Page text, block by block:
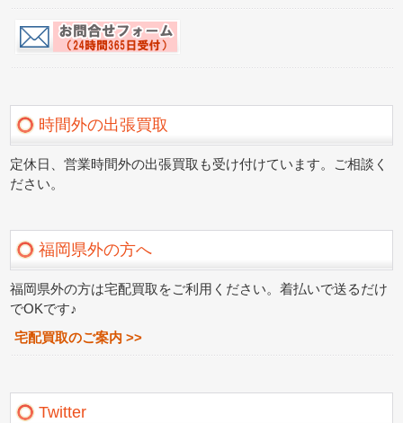
時間外の出張買取
定休日、営業時間外の出張買取も受け付けています。ご相談く
ださい。
福岡県外の方へ
福岡県外の方は宅配買取をご利用ください。着払いで送るだけ
でOKです♪
宅配買取のご案内 >>
Twitter